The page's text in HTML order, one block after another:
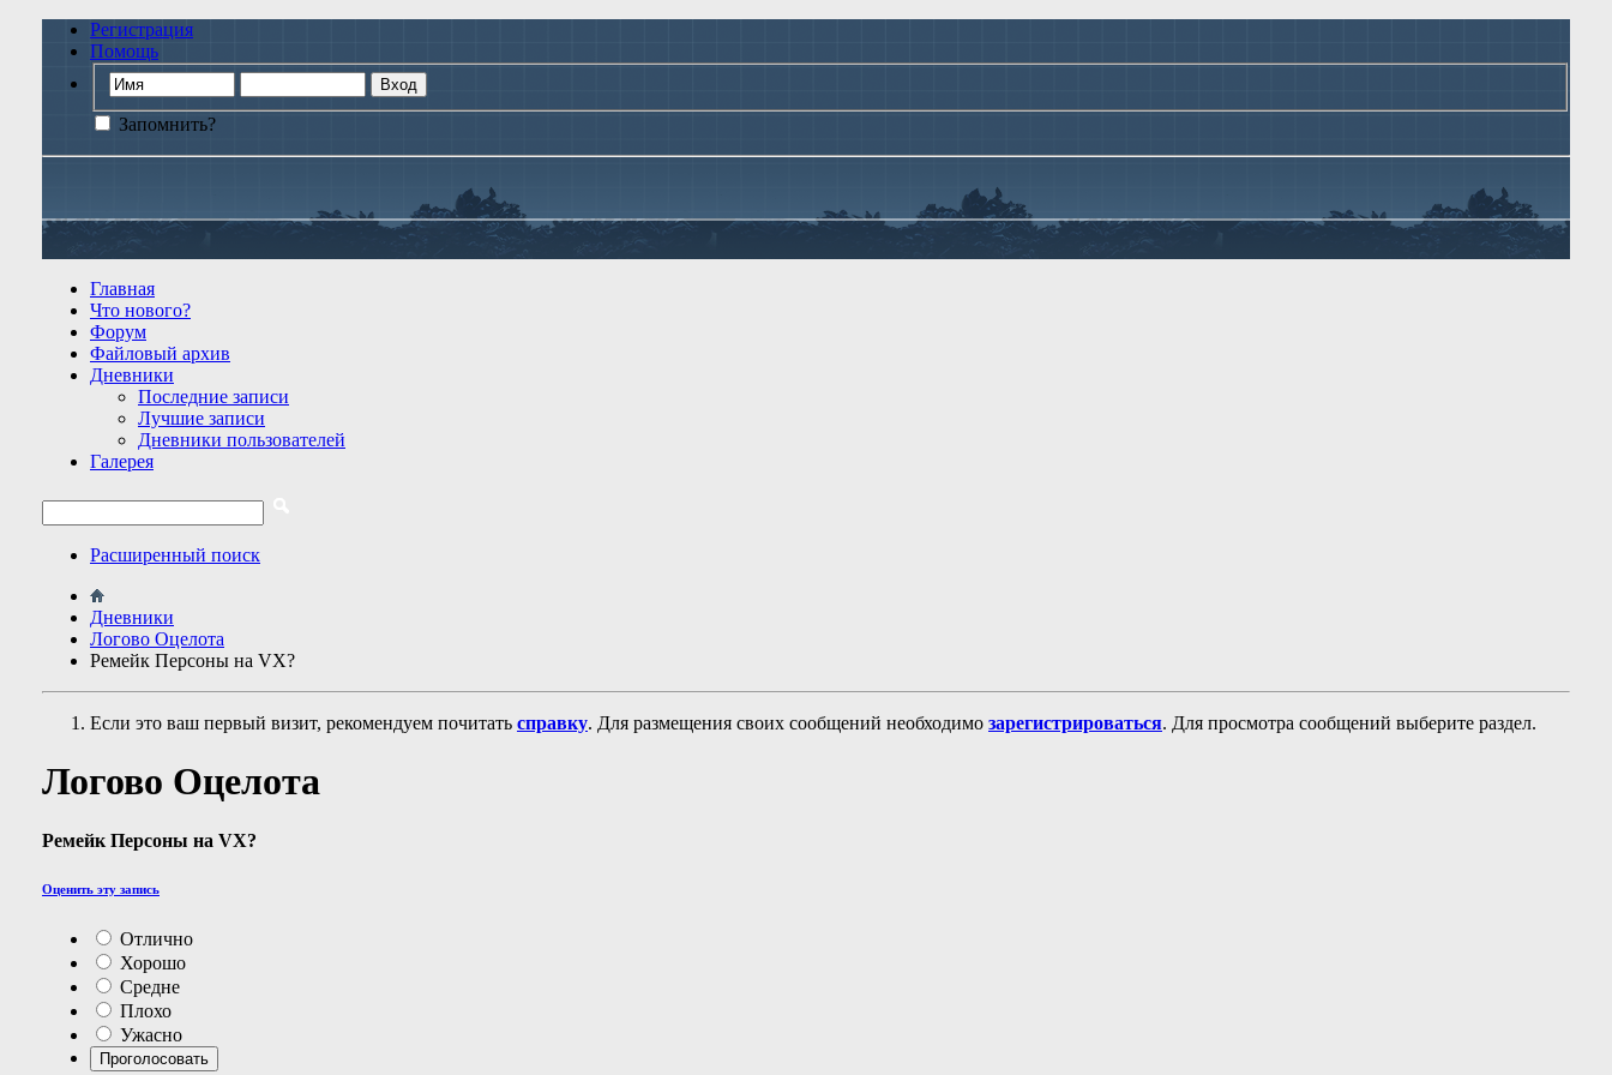
Регистрация
Помощь
Запомнить?
Главная
Что нового?
Форум
Файловый архив
Дневники
Последние записи
Лучшие записи
Дневники пользователей
Галерея
Расширенный поиск
Дневники
Логово Оцелота
Ремейк Персоны на VX?
Если это ваш первый визит, рекомендуем почитать справку. Для размещения своих сообщений необходимо зарегистрироваться. Для просмотра сообщений выберите раздел.
Логово Оцелота
Ремейк Персоны на VX?
Оценить эту запись
Отлично
Хорошо
Средне
Плохо
Ужасно